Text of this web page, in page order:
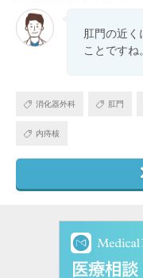
肛門の近
ことですね
消化器外科 肛門
内痔核